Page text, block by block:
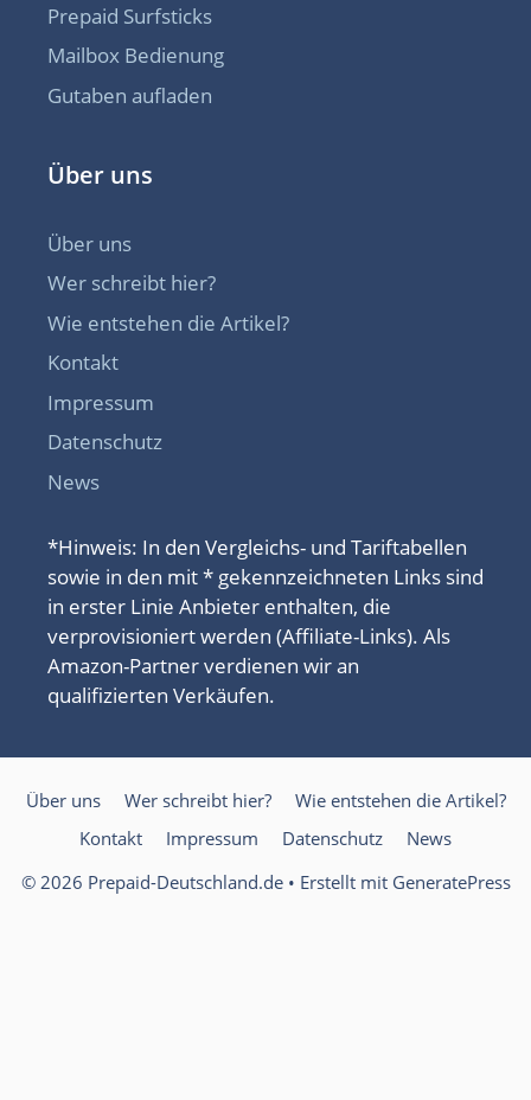
Prepaid Surfsticks
Mailbox Bedienung
Gutaben aufladen
Über uns
Über uns
Wer schreibt hier?
Wie entstehen die Artikel?
Kontakt
Impressum
Datenschutz
News
*Hinweis: In den Vergleichs- und Tariftabellen
sowie in den mit * gekennzeichneten Links sind
in erster Linie Anbieter enthalten, die
verprovisioniert werden (Affiliate-Links). Als
Amazon-Partner verdienen wir an
qualifizierten Verkäufen.
Über uns Wer schreibt hier?
Wie entstehen die Artikel?
Kontakt
Impressum Datenschutz
News
© 2026 Prepaid-Deutschland.de• Erstellt mit GeneratePress